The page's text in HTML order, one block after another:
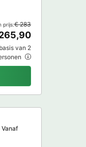
TV
prijs:€ 283
van 2